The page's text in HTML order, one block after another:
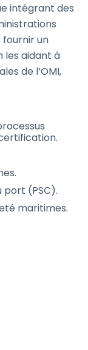
intégrant des
un
les aidant à
de l’OMI,
port (PSC).
maritimes.